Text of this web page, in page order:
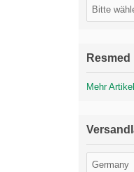
Resmed
Mehr Artikel